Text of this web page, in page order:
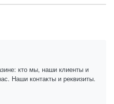
кто мы, наши клиенты и
Наши контакты и реквизиты.